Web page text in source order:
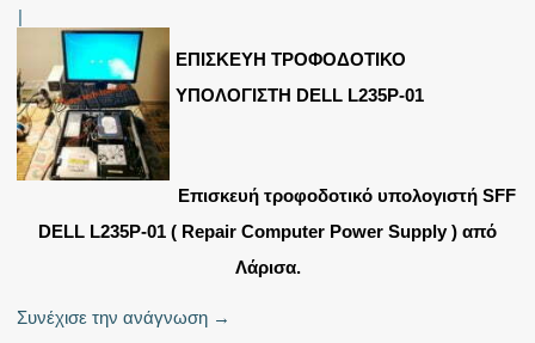
|
ΕΠΙΣΚΕΥΗ ΤΡΟΦΟΔΟΤΙΚΟ
ΥΠΟΛΟΓΙΣΤΗ DELL L235P-01
Επισκευή τροφοδοτικό υπολογιστή SFF
DELL L235P-01 ( Repair Computer Power Supply ) από
Λάρισα.
Συνέχισε την ανάγνωση →